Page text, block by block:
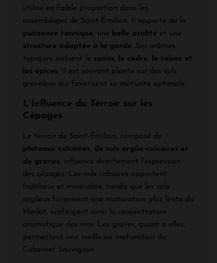
utilisé en faible proportion dans les
assemblages de Saint-Émilion. Il apporte de la
puissance tannique, une belle acidité et une
structure adaptée à la garde. Ses arômes
typiques incluent le cassis, le cèdre, le tabac et
les épices. Il est souvent planté sur des sols
graveleux qui favorisent sa maturité optimale.
L’Influence du Terroir sur les
Cépages
Le terroir de Saint-Émilion, composé de
plateaux calcaires, de sols argilo-calcaires et
de graves, influence directement l’expression
des cépages. Les sols calcaires apportent
fraîcheur et minéralité, tandis que les sols
argileux favorisent une maturation plus lente du
Merlot, renforçant ainsi la concentration
aromatique des vins. Les graves, quant à elles,
permettent une meilleure maturation du
Cabernet Sauvignon.